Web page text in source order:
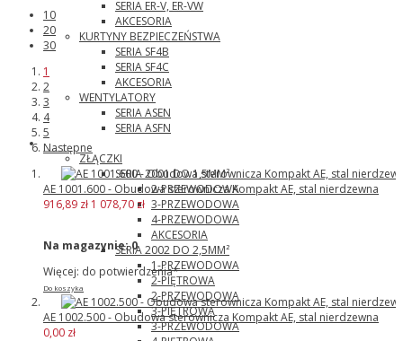
SERIA ER-V, ER-VW
AKCESORIA
KURTYNY BEZPIECZEŃSTWA
SERIA SF4B
SERIA SF4C
AKCESORIA
WENTYLATORY
SERIA ASEN
SERIA ASFN
Wago
ZŁĄCZKI
SERIA 2001 DO 1,5MM²
2-PRZEWODOWA
3-PRZEWODOWA
4-PRZEWODOWA
AKCESORIA
SERIA 2002 DO 2,5MM²
1-PRZEWODOWA
2-PIĘTROWA
2-PRZEWODOWA
3-PIĘTROWA
3-PRZEWODOWA
10
20
30
1
2
3
4
5
Następne
AE 1001.600 - Obudowa sterownicza Kompakt AE, stal nierdzewna
916,89 zł 1 078,70 zł
Na magazynie:0
Więcej: do potwierdzenia*
Do koszyka
AE 1002.500 - Obudowa sterownicza Kompakt AE, stal nierdzewna
0,00 zł